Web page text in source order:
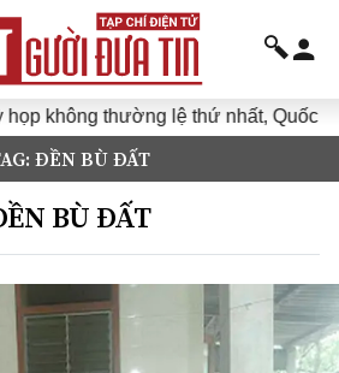
thường lệ thứ nhất, Quốc hội
ĐỀN BÙ ĐẤT
BÙ ĐẤT